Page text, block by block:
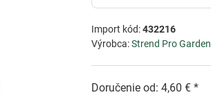
Import kód:432216
Výrobca:Strend Pro Garden
Doručenie od: 4,60 € *